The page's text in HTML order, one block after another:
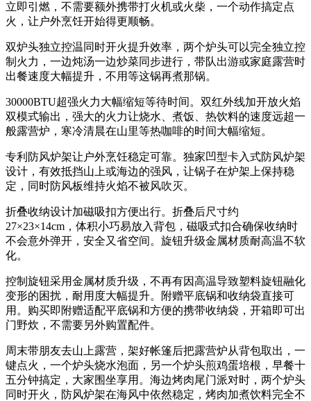
立即引燃，不需要额外携带打火机或火柴，一个动作搞定点
火，让户外烹饪开始得更顺畅。
双炉头独立控温同时开火提升效率，两个炉头可以完全独立控
制火力，一边炖汤一边炒菜同步进行，带队出游或家庭露营时
出餐速度大幅提升，不用等这锅再煮那锅。
30000BTU超强火力大幅缩短等待时间。双红外线加开放火焰
双模式输出，强大的火力让烧水、煮饭、热饮料的速度远超一
般露营炉，寒冷清晨在山里等热咖啡的时间大幅缩短。
专利防风炉架让户外烹饪稳定可靠。独家凹型卡入式防风炉架
设计，有效抵挡山上或海边的强风，让锅子在炉架上保持稳
定，同时防风板维持火焰不被风吹灭。
折叠收纳设计加磁吸扣方便出行。折叠后尺寸约
27×23×14cm，体积小巧易放入背包，磁吸式扣合确保收纳时
不会意外弹开，安全又省空间。旋钮升级金属材质耐高温不软
化。
控制旋钮采用金属材质升级，不再有因高温导致塑料旋钮融化
变形的困扰，耐用度大幅提升。附赠平底锅和收纳袋直接可
用。购买即附赠适配平底锅和方便的携带收纳袋，开箱即可出
门野炊，不需要另外购置配件。
周末带朋友去山上露营，架好帐篷后把露营炉从背包取出，一
键点火，一个炉头烧水泡面，另一个炉头煎鸡蛋培根，早餐十
五分钟搞定，大家围坐享用。海边烤肉尾门派对时，两个炉头
同时开火，防风炉架在海风中依然稳定，烤肉加煮饮料完全不